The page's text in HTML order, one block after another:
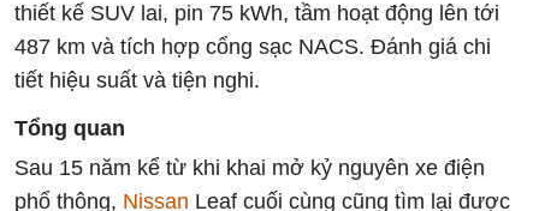
thiết kế SUV lai, pin 75 kWh, tầm hoạt động lên tới
487 km và tích hợp cổng sạc NACS. Đánh giá chi
tiết hiệu suất và tiện nghi.
Tổng quan
Sau 15 năm kể từ khi khai mở kỷ nguyên xe điện
phổ thông, Nissan Leaf cuối cùng cũng tìm lại được